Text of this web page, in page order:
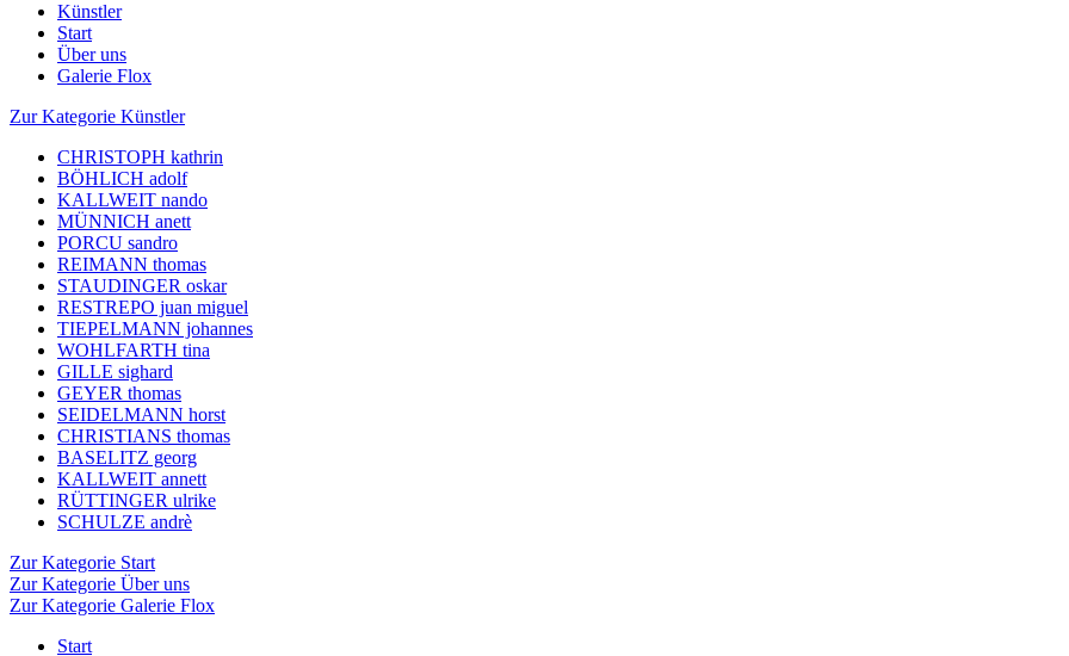
Künstler
Start
Über uns
Galerie Flox
Zur Kategorie Künstler
CHRISTOPH kathrin
BÖHLICH adolf
KALLWEIT nando
MÜNNICH anett
PORCU sandro
REIMANN thomas
STAUDINGER oskar
RESTREPO juan miguel
TIEPELMANN johannes
WOHLFARTH tina
GILLE sighard
GEYER thomas
SEIDELMANN horst
CHRISTIANS thomas
BASELITZ georg
KALLWEIT annett
RÜTTINGER ulrike
SCHULZE andrè
Zur Kategorie Start
Zur Kategorie Über uns
Zur Kategorie Galerie Flox
Start